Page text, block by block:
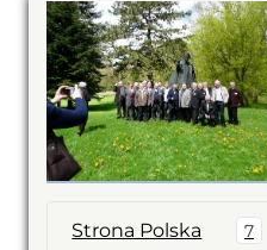
Strona Polska 7